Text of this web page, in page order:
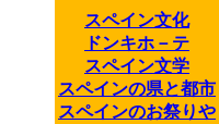
スペイン文化
ドンキホ－テ
スペイン文学
スペインの県と都市
スペインのお祭りや